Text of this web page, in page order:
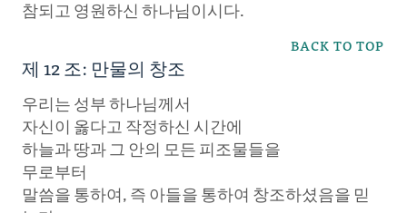
참되고 영원하신 하나님이시다.
BACK TO TOP
제 12 조: 만물의 창조
우리는 성부 하나님께서
자신이 옳다고 작정하신 시간에
하늘과 땅과 그 안의 모든 피조물들을
무로부터
말씀을 통하여, 즉 아들을 통하여 창조하셨음을 믿